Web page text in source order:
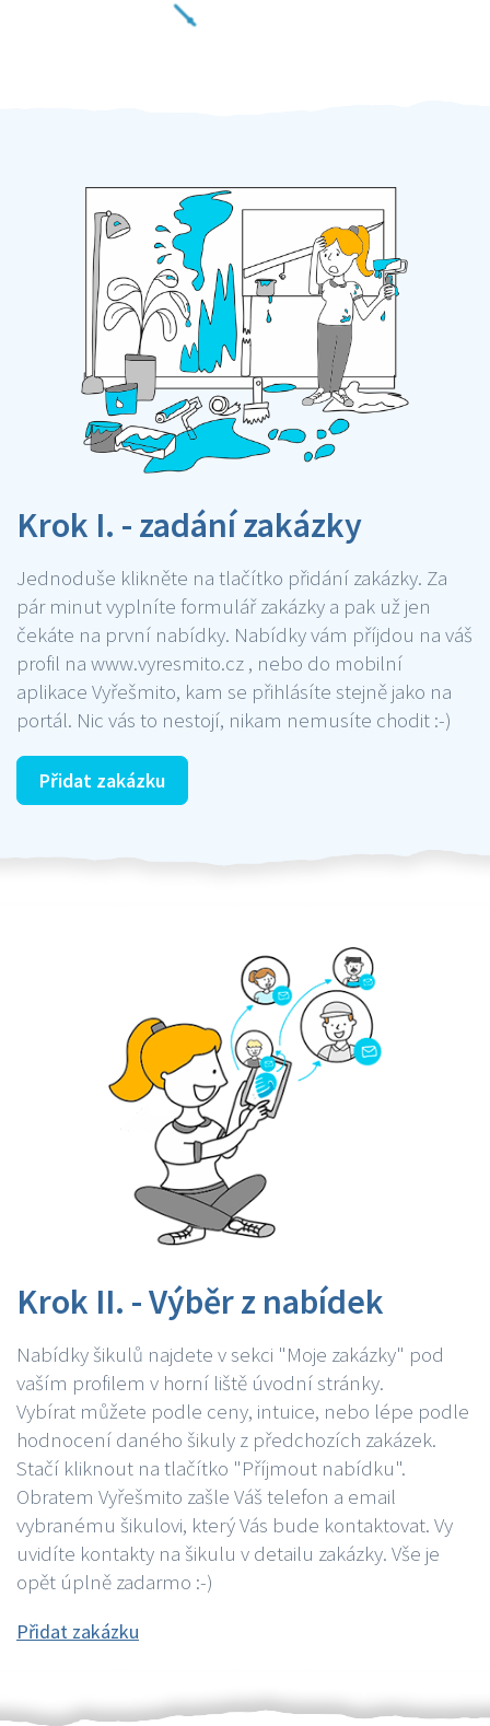
Krok I. - zadání zakázky
Jednoduše klikněte na tlačítko přidání zakázky. Za
pár minut vyplníte formulář zakázky a pak už jen
čekáte na první nabídky. Nabídky vám příjdou na váš
profil na www.vyresmito.cz , nebo do mobilní
aplikace Vyřešmito, kam se přihlásíte stejně jako na
portál. Nic vás to nestojí, nikam nemusíte chodit :-)
Přidat zakázku
Krok II. - Výběr z nabídek
Nabídky šikulů najdete v sekci "Moje zakázky" pod
vaším profilem v horní liště úvodní stránky.
Vybírat můžete podle ceny, intuice, nebo lépe podle
hodnocení daného šikuly z předchozích zakázek.
Stačí kliknout na tlačítko "Příjmout nabídku".
Obratem Vyřešmito zašle Váš telefon a email
vybranému šikulovi, který Vás bude kontaktovat. Vy
uvidíte kontakty na šikulu v detailu zakázky. Vše je
opět úplně zadarmo :-)
Přidat zakázku